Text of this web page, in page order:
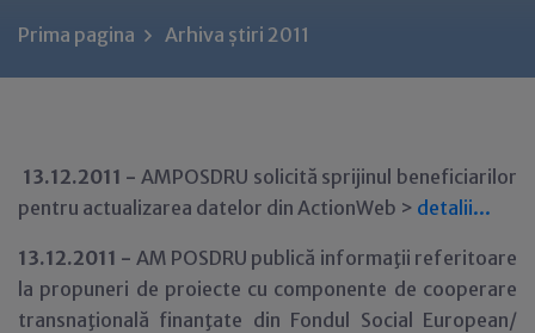
Prima pagina Arhiva știri 2011
13.12.2011 - AMPOSDRU solicită sprijinul beneficiarilor
pentru actualizarea datelor din ActionWeb > detalii...
13.12.2011 - AM POSDRU publică informaţii referitoare
la propuneri de proiecte cu componente de cooperare
transnaţională finanţate din Fondul Social European/